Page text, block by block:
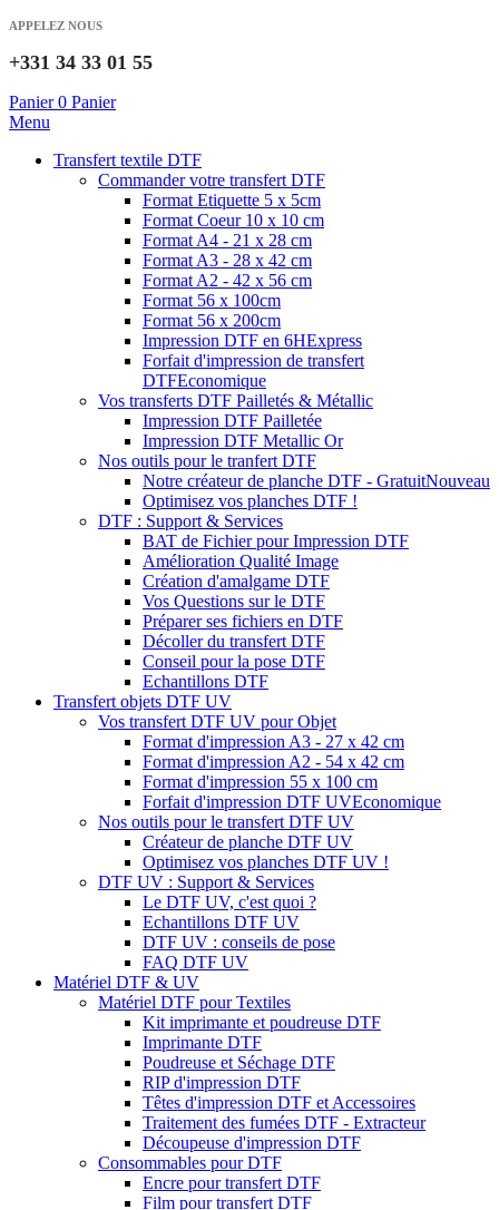
APPELEZ NOUS
+331 34 33 01 55
Panier 0 Panier
Menu
Transfert textile DTF
Commander votre transfert DTF
Format Etiquette 5 x 5cm
Format Coeur 10 x 10 cm
Format A4 - 21 x 28 cm
Format A3 - 28 x 42 cm
Format A2 - 42 x 56 cm
Format 56 x 100cm
Format 56 x 200cm
Impression DTF en 6HExpress
Forfait d'impression de transfert
DTFEconomique
Vos transferts DTF Pailletés & Métallic
Impression DTF Pailletée
Impression DTF Metallic Or
Nos outils pour le tranfert DTF
Notre créateur de planche DTF - GratuitNouveau
Optimisez vos planches DTF !
DTF : Support & Services
BAT de Fichier pour Impression DTF
Amélioration Qualité Image
Création d'amalgame DTF
Vos Questions sur le DTF
Préparer ses fichiers en DTF
Décoller du transfert DTF
Conseil pour la pose DTF
Echantillons DTF
Transfert objets DTF UV
Vos transfert DTF UV pour Objet
Format d'impression A3 - 27 x 42 cm
Format d'impression A2 - 54 x 42 cm
Format d'impression 55 x 100 cm
Forfait d'impression DTF UVEconomique
Nos outils pour le transfert DTF UV
Créateur de planche DTF UV
Optimisez vos planches DTF UV !
DTF UV : Support & Services
Le DTF UV, c'est quoi ?
Echantillons DTF UV
DTF UV : conseils de pose
FAQ DTF UV
Matériel DTF & UV
Matériel DTF pour Textiles
Kit imprimante et poudreuse DTF
Imprimante DTF
Poudreuse et Séchage DTF
RIP d'impression DTF
Têtes d'impression DTF et Accessoires
Traitement des fumées DTF - Extracteur
Découpeuse d'impression DTF
Consommables pour DTF
Encre pour transfert DTF
Film pour transfert DTF